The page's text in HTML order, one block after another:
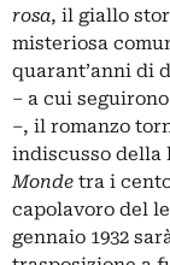
rosa, il giallo
misteriosa
quarant’anni di
– a cui
–, il romanzo
indiscusso
Monde tra i
capolavoro del
gennaio 1932